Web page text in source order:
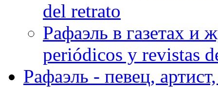
del retrato
Рафаэль в газетах и
periódicos y revistas
Рафаэль - певец,